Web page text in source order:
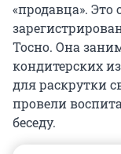
«продавца». Это
Тосно. Она
кондитерских
для раскрутки
провели
беседу.